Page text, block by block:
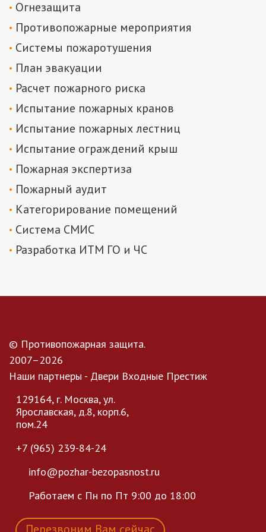
Огнезащита
Противопожарные мероприятия
Системы пожаротушения
План эвакуации
Расчет пожарного риска
Испытание пожарных кранов
Испытание пожарных лестниц
Испытание ограждений крыш
Пожарная экспертиза
Пожарный аудит
Категорирование помещений
Система СМИС
Разработка ИТМ ГО и ЧС
© Противопожарная защита.
2007–2026
Наши партнеры - Двери Входные Престиж
129164, г. Москва, ул.
Ярославская, д.8, корп.6,
пом.24
+7 (965) 239-84-24
info@pozhar-bezopasnost.ru
Работаем с Пн по Пт 9:00 до 18:00